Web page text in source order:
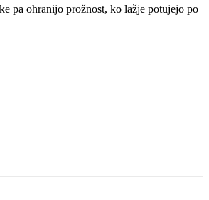
pa ohranijo prožnost, ko lažje potujejo po